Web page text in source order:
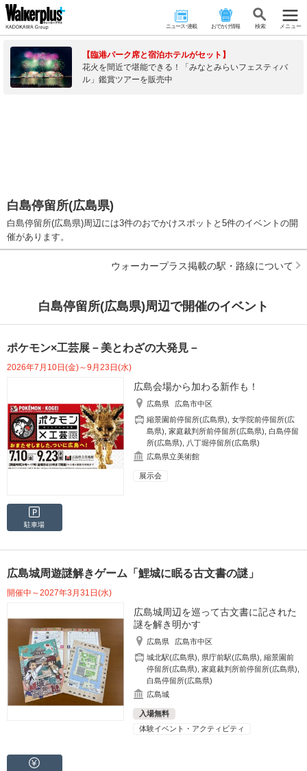
ニュース･連載 おでかけ情報 検 索 メニュー
【臨港パーク席と宿泊ホテルがセット】
花火を間近で堪能できる！「みなとみらいフェスティバ
ル」鑑賞ツアーを販売中
白島停留所(広島県)
白島停留所(広島県)周辺には3件のおでかけスポットと5件のイベントの開
催があります。
ウォーカープラス掲載の駅・路線について
白島停留所(広島県)周辺で開催のイベント
ポケモン×工芸展－美とわざの大発見－
2026年7月10日(金)～9月23日(水)
広島会場から加わる新作も！
広島県
広島市中区
縮景園前停留所(広島県) ,女学院前停留所(広
島県) ,家庭裁判所前停留所(広島県) ,白島停留
所(広島県)
八丁堀停留所(広島県)
広島県立美術館
展示会
駐車場
広島城周遊謎解きゲーム「鯉城に眠る古文書の謎」
開催中～2027年3月31日(水)
広島城周辺を巡って古文書に記された
謎を解き明かす
広島県
広島市中区
城北駅(広島県)
県庁前駅(広島県) ,縮景園前
停留所(広島県) ,家庭裁判所前停留所(広島県)
白島停留所(広島県)
広島城
入場無料
体験イベント・アクティビティ